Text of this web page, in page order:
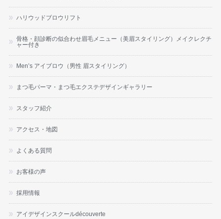
ハリウッドブロウリフト
骨格・顔診断の似合わせ眉毛メニュー（美眉スタイリング）メイクレクチ
ャー付き
Men’s アイブロウ（男性 眉スタイリング）
まつ毛パーマ・まつ毛エクステデザインギャラリー
スタッフ紹介
アクセス・地図
よくある質問
お客様の声
採用情報
アイデザインスクールdécouverte